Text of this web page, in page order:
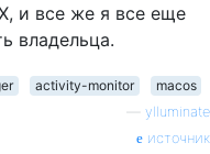
и все же я все еще
владельца.
activity-monitor
macos
ylluminate
источник